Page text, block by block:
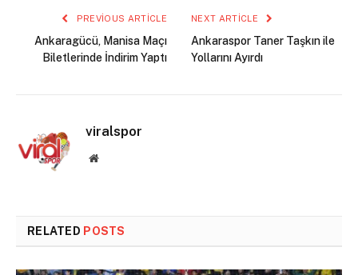
PREVIOUS ARTICLE
Ankaragücü, Manisa Maçı
Biletlerinde İndirim Yaptı
NEXT ARTICLE
Ankaraspor Taner Taşkın ile
Yollarını Ayırdı
viralspor
Website
RELATED POSTS